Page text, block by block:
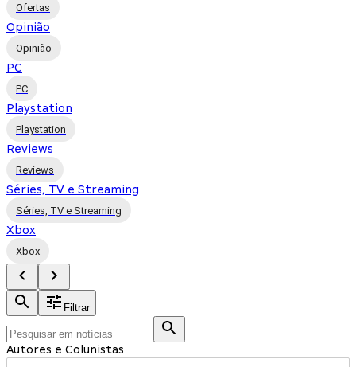
Ofertas
Opinião
Opinião
PC
PC
Playstation
Playstation
Reviews
Reviews
Séries, TV e Streaming
Séries, TV e Streaming
Xbox
Xbox
Filtrar
Autores e Colunistas